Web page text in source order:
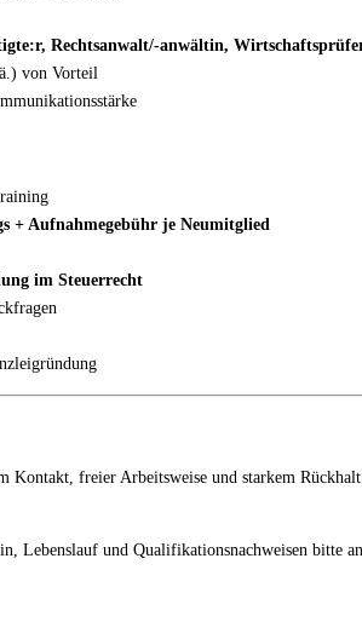
Rechtsanwalt/-anwältin,
von Vorteil
+ Aufnahmegebühr je Neumitglied
im Steuerrecht
Kontakt, freier Arbeitsweise und starkem
Lebenslauf und Qualifikationsnachweisen bitte